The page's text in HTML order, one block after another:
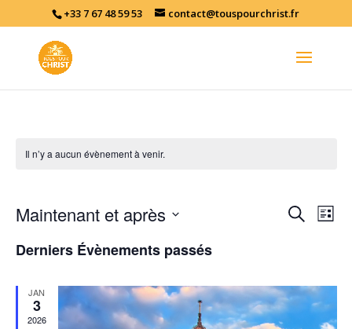
+33 7 67 48 59 53 contact@touspourchrist.fr
Il n’y a aucun évènement à venir.
vues
Recherche
de
Liste
Maintenant et après
une
Derniers Évènements passés
JAN
3
2026